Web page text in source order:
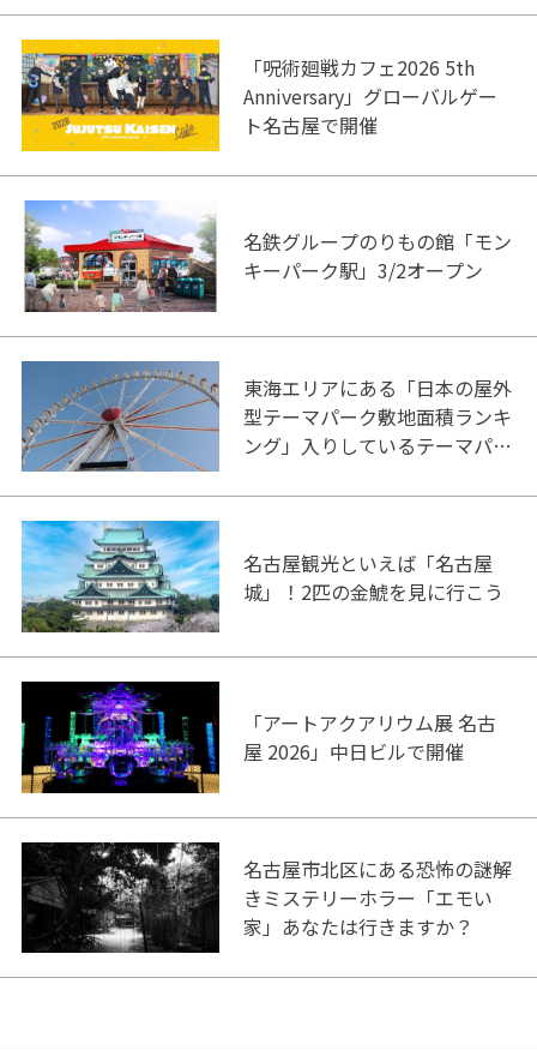
「呪術廻戦カフェ2026 5th
Anniversary」グローバルゲー
ト名古屋で開催
名鉄グループのりもの館「モン
キーパーク駅」3/2オープン
東海エリアにある「日本の屋外
型テーマパーク敷地面積ランキ
ング」入りしているテーマパー
名古屋観光といえば「名古屋
城」！2匹の金鯱を見に行こう
「アートアクアリウム展 名古
屋 2026」中日ビルで開催
名古屋市北区にある恐怖の謎解
きミステリーホラー「エモい
家」あなたは行きますか？